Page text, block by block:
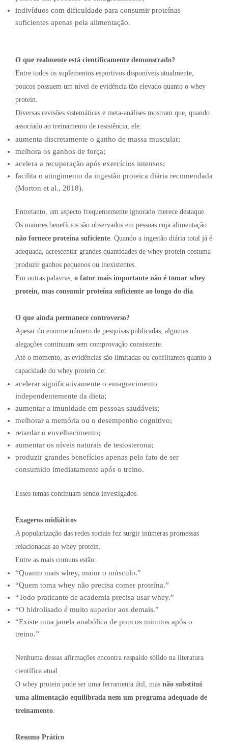
indivíduos com dificuldade para consumir proteínas
suficientes apenas pela alimentação.
O que realmente está cientificamente demonstrado?
Entre todos os suplementos esportivos disponíveis atualmente,
poucos possuem um nível de evidência tão elevado quanto o whey
protein.
Diversas revisões sistemáticas e meta-análises mostram que, quando
associado ao treinamento de resistência, ele:
aumenta discretamente o ganho de massa muscular;
melhora os ganhos de força;
acelera a recuperação após exercícios intensos;
facilita o atingimento da ingestão proteica diária recomendada
(Morton et al., 2018).
Entretanto, um aspecto frequentemente ignorado merece destaque.
Os maiores benefícios são observados em pessoas cuja alimentação
não fornece proteína suficiente. Quando a ingestão diária total já é
adequada, acrescentar grandes quantidades de whey protein costuma
produzir ganhos pequenos ou inexistentes.
Em outras palavras, o fator mais importante não é tomar whey
protein, mas consumir proteína suficiente ao longo do dia.
O que ainda permanece controverso?
Apesar do enorme número de pesquisas publicadas, algumas
alegações continuam sem comprovação consistente.
Até o momento, as evidências são limitadas ou conflitantes quanto à
capacidade do whey protein de:
acelerar significativamente o emagrecimento
independentemente da dieta;
aumentar a imunidade em pessoas saudáveis;
melhorar a memória ou o desempenho cognitivo;
retardar o envelhecimento;
aumentar os níveis naturais de testosterona;
produzir grandes benefícios apenas pelo fato de ser
consumido imediatamente após o treino.
Esses temas continuam sendo investigados.
Exageros midiáticos
A popularização das redes sociais fez surgir inúmeras promessas
relacionadas ao whey protein.
Entre as mais comuns estão:
“Quanto mais whey, maior o músculo.”
“Quem toma whey não precisa comer proteína.”
“Todo praticante de academia precisa usar whey.”
“O hidrolisado é muito superior aos demais.”
“Existe uma janela anabólica de poucos minutos após o
treino.”
Nenhuma dessas afirmações encontra respaldo sólido na literatura
científica atual.
O whey protein pode ser uma ferramenta útil, mas não substitui
uma alimentação equilibrada nem um programa adequado de
treinamento.
Resumo Prático